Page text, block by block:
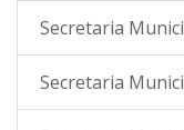
Secretaria
Secretaria